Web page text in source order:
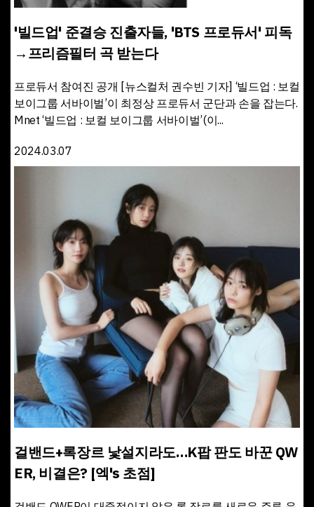
'빌드업' 준결승 진출자들, 'BTS 프로듀서' 피독
→프리즘필터 곡 받는다
프로듀서 참여진 공개 [뉴스컬처 권수빈 기자] ‘빌드업 : 보컬
보이그룹 서바이벌’이 최정상 프로듀서 군단과 손을 잡는다.
Mnet ‘빌드업 : 보컬 보이그룹 서바이벌’(이...
2024.03.07
걸밴드+록장르 낯설지라도…K팝 판도 바꾼 QW
ER, 비결은? [엑's 초점]